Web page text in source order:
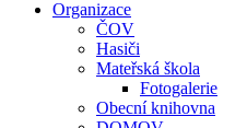
Organizace
ČOV
Hasiči
Mateřská škola
Fotogalerie
Obecní knihovna